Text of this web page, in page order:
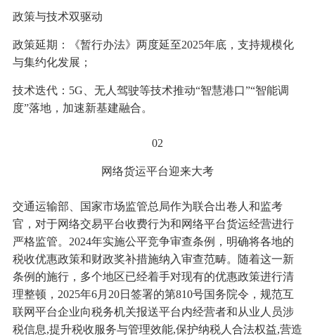
政策与技术双驱动
政策延期：《暂行办法》两度延至2025年底，支持规模化
与集约化发展；
技术迭代：5G、无人驾驶等技术推动“智慧港口”“智能调
度”落地，加速新基建融合。
02
网络货运平台迎来大考
交通运输部、国家市场监管总局作为联合出卷人和监考
官，对于网络交易平台收费行为和网络平台货运经营进行
严格监管。2024年实施公平竞争审查条例，明确将各地的
税收优惠政策和财政奖补措施纳入审查范畴。随着这一新
条例的施行，多个地区已经着手对现有的优惠政策进行清
理整顿，2025年6月20日签署的第810号国务院令，规范互
联网平台企业向税务机关报送平台内经营者和从业人员涉
税信息,提升税收服务与管理效能,保护纳税人合法权益,营造